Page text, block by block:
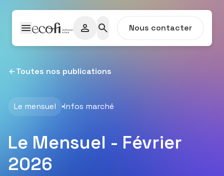
Nous contacter
Toutes nos publications
Le mensuel Infos marché
Le Mensuel - Février
2026